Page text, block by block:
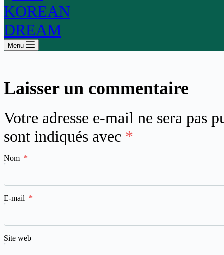
Menu
Laisser un commentaire
Votre adresse e-mail ne sera pas
sont indiqués avec *
Nom *
E-mail *
Site web